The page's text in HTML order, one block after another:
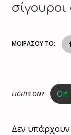
ΜΟΙΡΑΣΟΥ ΤΟ:
LIGHTS ON?
Δεν